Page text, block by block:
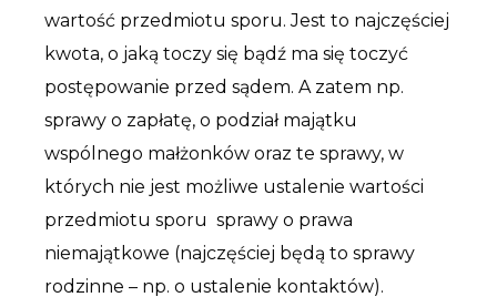
wartość przedmiotu sporu. Jest to najczęściej
kwota, o jaką toczy się bądź ma się toczyć
postępowanie przed sądem. A zatem np.
sprawy o zapłatę, o podział majątku
wspólnego małżonków oraz te sprawy, w
których nie jest możliwe ustalenie wartości
przedmiotu sporu sprawy o prawa
niemajątkowe (najczęściej będą to sprawy
rodzinne – np. o ustalenie kontaktów).